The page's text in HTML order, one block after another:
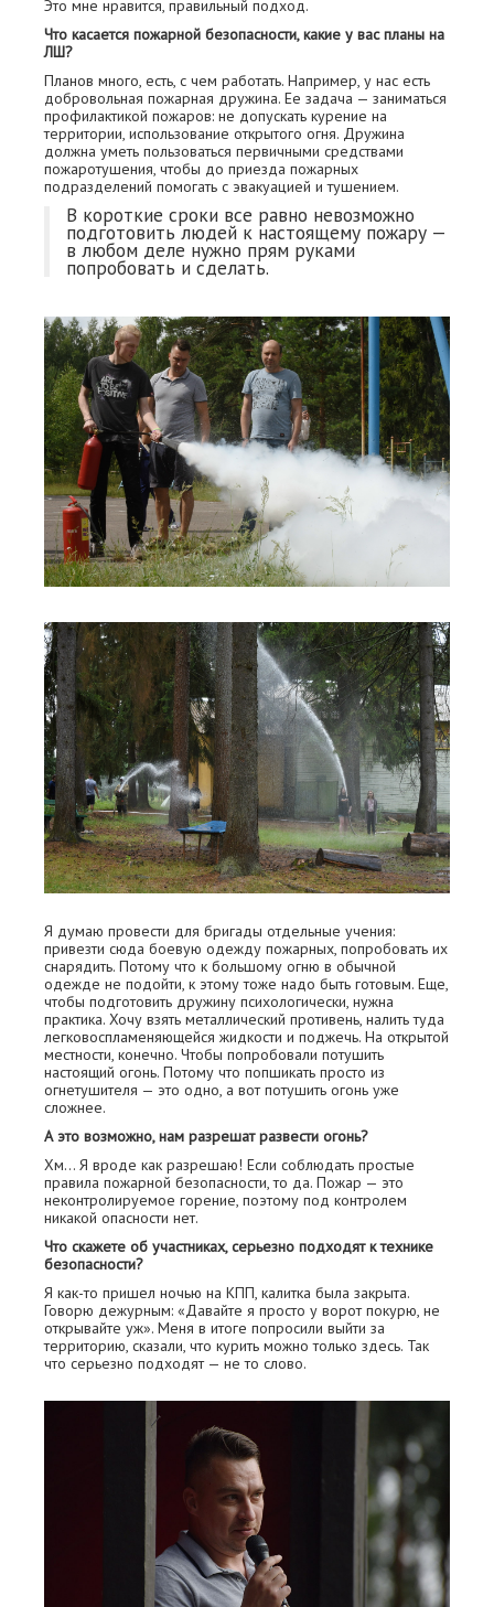
Это мне нравится, правильный подход.
Что касается пожарной безопасности, какие у вас планы на
ЛШ?
Планов много, есть, с чем работать. Например, у нас есть
добровольная пожарная дружина. Ее задача — заниматься
профилактикой пожаров: не допускать курение на
территории, использование открытого огня. Дружина
должна уметь пользоваться первичными средствами
пожаротушения, чтобы до приезда пожарных
подразделений помогать с эвакуацией и тушением.
В короткие сроки все равно невозможно
подготовить людей к настоящему пожару —
в любом деле нужно прям руками
попробовать и сделать.
Я думаю провести для бригады отдельные учения:
привезти сюда боевую одежду пожарных, попробовать их
снарядить. Потому что к большому огню в обычной
одежде не подойти, к этому тоже надо быть готовым. Еще,
чтобы подготовить дружину психологически, нужна
практика. Хочу взять металлический противень, налить туда
легковоспламеняющейся жидкости и поджечь. На открытой
местности, конечно. Чтобы попробовали потушить
настоящий огонь. Потому что попшикать просто из
огнетушителя — это одно, а вот потушить огонь уже
сложнее.
А это возможно, нам разрешат развести огонь?
Хм… Я вроде как разрешаю! Если соблюдать простые
правила пожарной безопасности, то да. Пожар — это
неконтролируемое горение, поэтому под контролем
никакой опасности нет.
Что скажете об участниках, серьезно подходят к технике
безопасности?
Я как-то пришел ночью на КПП, калитка была закрыта.
Говорю дежурным: «Давайте я просто у ворот покурю, не
открывайте уж». Меня в итоге попросили выйти за
территорию, сказали, что курить можно только здесь. Так
что серьезно подходят — не то слово.